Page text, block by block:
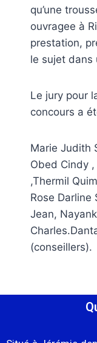
qu’une
ouvragee à
prestation,
le sujet dans
Le jury pour
concours a
Marie Judith
Obed Cindy
,Thermil
Rose Darline
Jean,
(conseillers).